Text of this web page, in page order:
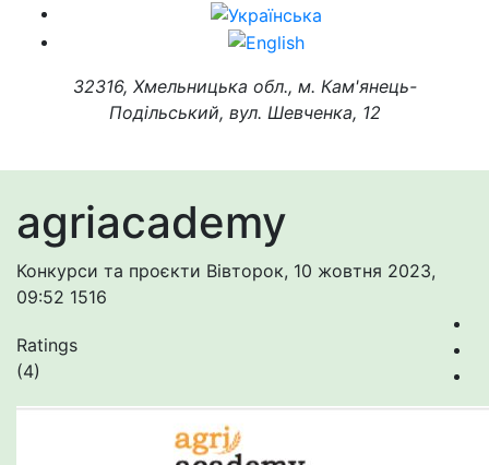
32316, Хмельницька обл., м. Кам'янець-
Подільський, вул. Шевченка, 12
agriacademy
Конкурси та проєкти Вівторок, 10 жовтня 2023,
09:52 1516
Ratings
(4)